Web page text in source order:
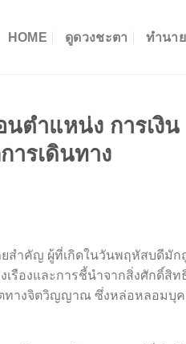
HOME ดูดวงชะตา ทำนา
ตำแหน่ง การเงิน
ารเดินทาง
สำคัญ ผู้ที่เกิดในวันพฤหัสบดีมัก
รืองและการชี้นำจากสิ่งศักดิ์สิท
ตทางจิตวิญญาณ ซึ่งหล่อหลอมบุ